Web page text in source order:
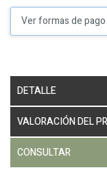
Ver formas de pago
DETALLE
VALORACIÓN DEL
CONSULTAR